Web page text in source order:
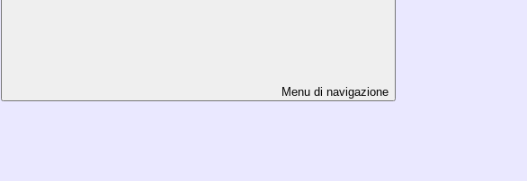
Menu di navigazione